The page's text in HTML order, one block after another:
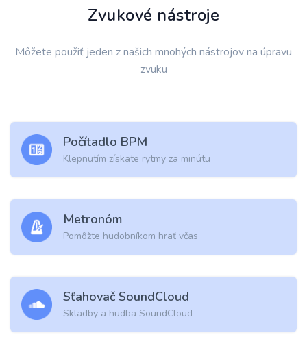
Zvukové nástroje
Môžete použiť jeden z našich mnohých nástrojov na úpravu
zvuku
Počítadlo BPM
Klepnutím získate rytmy za minútu
Metronóm
Pomôžte hudobníkom hrať včas
Sťahovač SoundCloud
Skladby a hudba SoundCloud